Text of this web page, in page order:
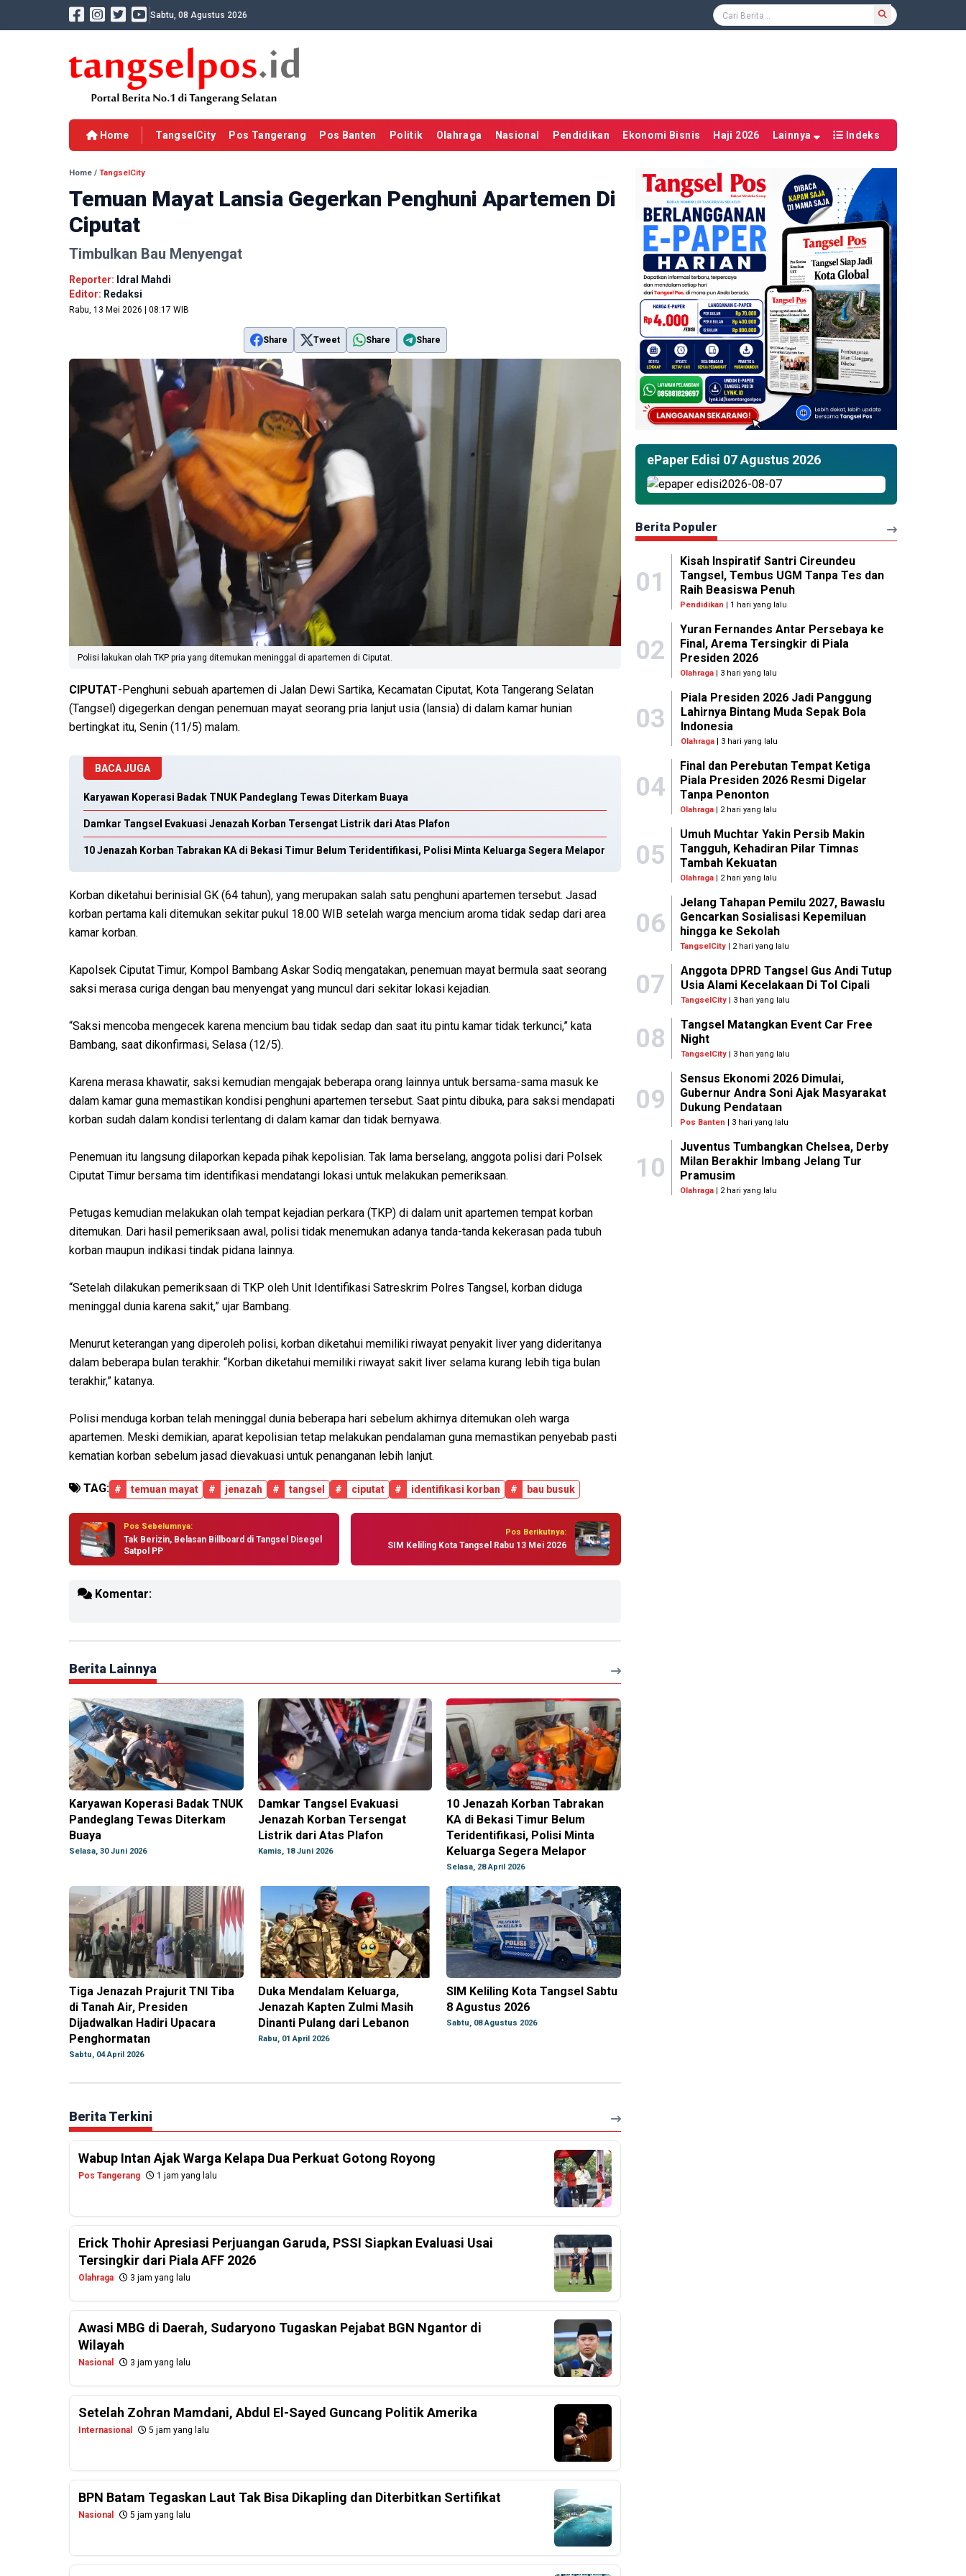
Sabtu, 08 Agustus 2026
Home TangselCity Pos Tangerang Pos Banten Politik Olahraga Nasional Pendidikan Ekonomi Bisnis Haji 2026 Lainnya Indeks
Home / TangselCity
Temuan Mayat Lansia Gegerkan Penghuni Apartemen Di
Ciputat
Timbulkan Bau Menyengat
Reporter: Idral Mahdi
Editor: Redaksi
Rabu, 13 Mei 2026 | 08:17 WIB
Share Tweet Share Share
Polisi lakukan olah TKP pria yang ditemukan meninggal di apartemen di Ciputat.
CIPUTAT-Penghuni sebuah apartemen di Jalan Dewi Sartika, Kecamatan Ciputat, Kota Tangerang Selatan
(Tangsel) digegerkan dengan penemuan mayat seorang pria lanjut usia (lansia) di dalam kamar hunian
bertingkat itu, Senin (11/5) malam.
BACA JUGA
Karyawan Koperasi Badak TNUK Pandeglang Tewas Diterkam Buaya
Damkar Tangsel Evakuasi Jenazah Korban Tersengat Listrik dari Atas Plafon
10 Jenazah Korban Tabrakan KA di Bekasi Timur Belum Teridentifikasi, Polisi Minta Keluarga Segera Melapor
Korban diketahui berinisial GK (64 tahun), yang merupakan salah satu penghuni apartemen tersebut. Jasad
korban pertama kali ditemukan sekitar pukul 18.00 WIB setelah warga mencium aroma tidak sedap dari area
kamar korban.
Kapolsek Ciputat Timur, Kompol Bambang Askar Sodiq mengatakan, penemuan mayat bermula saat seorang
saksi merasa curiga dengan bau menyengat yang muncul dari sekitar lokasi kejadian.
“Saksi mencoba mengecek karena mencium bau tidak sedap dan saat itu pintu kamar tidak terkunci,” kata
Bambang, saat dikonfirmasi, Selasa (12/5).
Karena merasa khawatir, saksi kemudian mengajak beberapa orang lainnya untuk bersama-sama masuk ke
dalam kamar guna memastikan kondisi penghuni apartemen tersebut. Saat pintu dibuka, para saksi mendapati
korban sudah dalam kondisi terlentang di dalam kamar dan tidak bernyawa.
Penemuan itu langsung dilaporkan kepada pihak kepolisian. Tak lama berselang, anggota polisi dari Polsek
Ciputat Timur bersama tim identifikasi mendatangi lokasi untuk melakukan pemeriksaan.
Petugas kemudian melakukan olah tempat kejadian perkara (TKP) di dalam unit apartemen tempat korban
ditemukan. Dari hasil pemeriksaan awal, polisi tidak menemukan adanya tanda-tanda kekerasan pada tubuh
korban maupun indikasi tindak pidana lainnya.
“Setelah dilakukan pemeriksaan di TKP oleh Unit Identifikasi Satreskrim Polres Tangsel, korban diduga
meninggal dunia karena sakit,” ujar Bambang.
Menurut keterangan yang diperoleh polisi, korban diketahui memiliki riwayat penyakit liver yang dideritanya
dalam beberapa bulan terakhir. “Korban diketahui memiliki riwayat sakit liver selama kurang lebih tiga bulan
terakhir,” katanya.
Polisi menduga korban telah meninggal dunia beberapa hari sebelum akhirnya ditemukan oleh warga
apartemen. Meski demikian, aparat kepolisian tetap melakukan pendalaman guna memastikan penyebab pasti
kematian korban sebelum jasad dievakuasi untuk penanganan lebih lanjut.
TAG: # temuan mayat # jenazah # tangsel # ciputat # identifikasi korban # bau busuk
Pos Sebelumnya:
Tak Berizin, Belasan Billboard di Tangsel Disegel
Satpol PP
Pos Berikutnya:
SIM Keliling Kota Tangsel Rabu 13 Mei 2026
Komentar:
Berita Lainnya
Karyawan Koperasi Badak TNUK
Pandeglang Tewas Diterkam
Buaya
Selasa, 30 Juni 2026
Damkar Tangsel Evakuasi
Jenazah Korban Tersengat
Listrik dari Atas Plafon
Kamis, 18 Juni 2026
10 Jenazah Korban Tabrakan
KA di Bekasi Timur Belum
Teridentifikasi, Polisi Minta
Keluarga Segera Melapor
Selasa, 28 April 2026
Tiga Jenazah Prajurit TNI Tiba
di Tanah Air, Presiden
Dijadwalkan Hadiri Upacara
Penghormatan
Sabtu, 04 April 2026
Duka Mendalam Keluarga,
Jenazah Kapten Zulmi Masih
Dinanti Pulang dari Lebanon
Rabu, 01 April 2026
SIM Keliling Kota Tangsel Sabtu
8 Agustus 2026
Sabtu, 08 Agustus 2026
Berita Terkini
Wabup Intan Ajak Warga Kelapa Dua Perkuat Gotong Royong
Pos Tangerang 1 jam yang lalu
Erick Thohir Apresiasi Perjuangan Garuda, PSSI Siapkan Evaluasi Usai
Tersingkir dari Piala AFF 2026
Olahraga 3 jam yang lalu
Awasi MBG di Daerah, Sudaryono Tugaskan Pejabat BGN Ngantor di
Wilayah
Nasional 3 jam yang lalu
Setelah Zohran Mamdani, Abdul El-Sayed Guncang Politik Amerika
Internasional 5 jam yang lalu
BPN Batam Tegaskan Laut Tak Bisa Dikapling dan Diterbitkan Sertifikat
Nasional 5 jam yang lalu
ePaper Edisi 07 Agustus 2026
Berita Populer
01
Kisah Inspiratif Santri Cireundeu
Tangsel, Tembus UGM Tanpa Tes dan
Raih Beasiswa Penuh
Pendidikan | 1 hari yang lalu
02
Yuran Fernandes Antar Persebaya ke
Final, Arema Tersingkir di Piala
Presiden 2026
Olahraga | 3 hari yang lalu
03
Piala Presiden 2026 Jadi Panggung
Lahirnya Bintang Muda Sepak Bola
Indonesia
Olahraga| 3 hari yang lalu
04
Final dan Perebutan Tempat Ketiga
Piala Presiden 2026 Resmi Digelar
Tanpa Penonton
Olahraga | 2 hari yang lalu
05
Umuh Muchtar Yakin Persib Makin
Tangguh, Kehadiran Pilar Timnas
Tambah Kekuatan
Olahraga | 2 hari yang lalu
06
Jelang Tahapan Pemilu 2027, Bawaslu
Gencarkan Sosialisasi Kepemiluan
hingga ke Sekolah
TangselCity | 2 hari yang lalu
07
Anggota DPRD Tangsel Gus Andi Tutup
Usia Alami Kecelakaan Di Tol Cipali
TangselCity| 3 hari yang lalu
08
Tangsel Matangkan Event Car Free
Night
TangselCity| 3 hari yang lalu
09
Sensus Ekonomi 2026 Dimulai,
Gubernur Andra Soni Ajak Masyarakat
Dukung Pendataan
Pos Banten | 3 hari yang lalu
10
Juventus Tumbangkan Chelsea, Derby
Milan Berakhir Imbang Jelang Tur
Pramusim
Olahraga | 2 hari yang lalu